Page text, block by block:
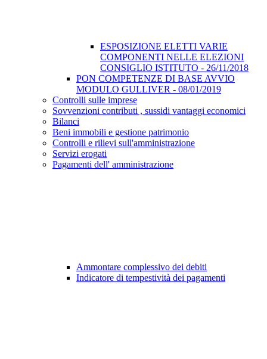
ESPOSIZIONE ELETTI VARIE
COMPONENTI NELLE ELEZIONI
CONSIGLIO ISTITUTO - 26/11/2018
PON COMPETENZE DI BASE AVVIO
MODULO GULLIVER - 08/01/2019
Controlli sulle imprese
Sovvenzioni contributi , sussidi vantaggi economici
Bilanci
Beni immobili e gestione patrimonio
Controlli e rilievi sull'amministrazione
Servizi erogati
Pagamenti dell' amministrazione
Ammontare complessivo dei debiti
Indicatore di tempestività dei pagamenti